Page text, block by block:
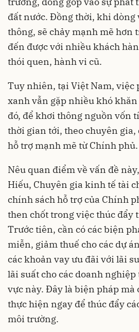
đất nước. Đồng thời, khi dòng
thông, sẽ chảy mạnh mẽ hơn
đến được với nhiều khách
thói quen, hành vi cũ.
Tuy nhiên, tại Việt Nam,
xanh vẫn gặp nhiều khó khăn
đó, để khơi thông nguồn vốn
thời gian tới, theo chuyên gia,
hỗ trợ mạnh mẽ từ Chính phủ.
Nêu quan điểm về vấn đề
Hiếu, Chuyên gia kinh tế tài
chính sách hỗ trợ của Chính
then chốt trong việc thúc đẩy
Trước tiên, cần có các biện
miễn, giảm thuế cho các dự
các khoản vay ưu đãi với lãi
lãi suất cho các doanh
vực này. Đây là biện pháp mà
thực hiện ngay để thúc đẩy
môi trường.